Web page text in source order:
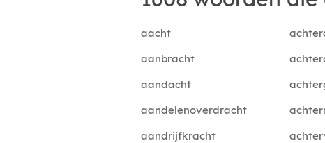
aacht
aanbracht
aandacht
aandelenoverdracht
aandrijfkracht